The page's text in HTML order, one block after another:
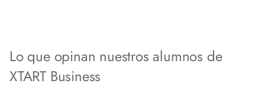
Lo que opinan nuestros alumnos de
XTART Business